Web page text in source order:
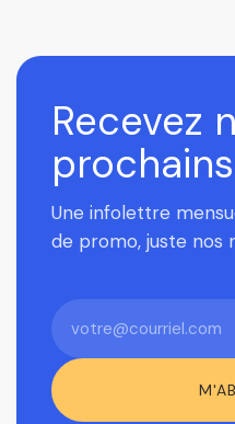
Recevez
Une infolettre
de promo, juste nos
Votre
courriel